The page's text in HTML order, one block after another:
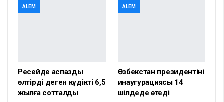
ALEM
Ресейде аспазды
өлтірді деген күдікті 6,5
жылға сотталды
ALEM
Өзбекстан президентінің
инаугурациясы 14
шілдеде өтеді